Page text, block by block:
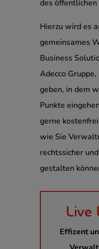
des
Hierzu wird es
gemeinsames
Business
Adecco
geben, in dem
Punkte
gerne
wie Sie
rechtssicher
gestalten
Live
Effizent